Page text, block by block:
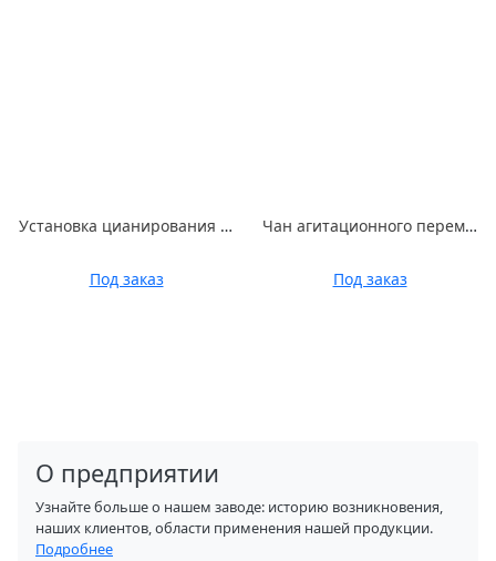
Установка цианирования АВГУСТ
Под заказ
Чан агитационного перемешивания
Под заказ
О предприятии
Узнайте больше о нашем заводе: историю возникновения,
наших клиентов, области применения нашей продукции.
Подробнее